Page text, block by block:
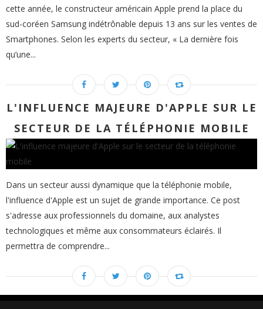
cette année, le constructeur américain Apple prend la place du
sud-coréen Samsung indétrônable depuis 13 ans sur les ventes de
Smartphones. Selon les experts du secteur, « La dernière fois
qu’une...
L'INFLUENCE MAJEURE D'APPLE SUR LE
SECTEUR DE LA TÉLÉPHONIE MOBILE
Dans un secteur aussi dynamique que la téléphonie mobile,
l'influence d'Apple est un sujet de grande importance. Ce post
s'adresse aux professionnels du domaine, aux analystes
technologiques et même aux consommateurs éclairés. Il
permettra de comprendre...